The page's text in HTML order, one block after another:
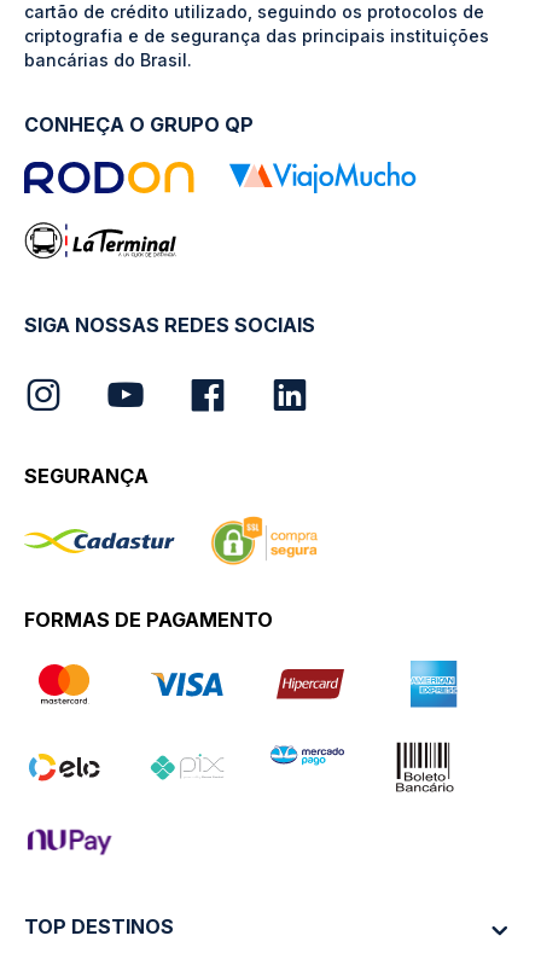
cartão de crédito utilizado, seguindo os protocolos de
criptografia e de segurança das principais instituições
bancárias do Brasil.
CONHEÇA O GRUPO QP
SIGA NOSSAS REDES SOCIAIS
SEGURANÇA
FORMAS DE PAGAMENTO
TOP DESTINOS